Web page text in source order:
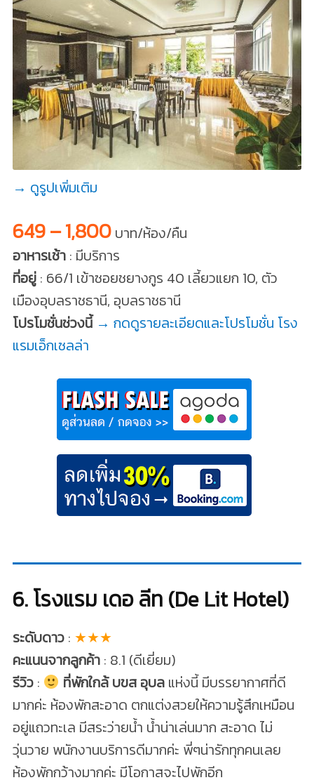
→ ดูรูปเพิ่มเติม
649 – 1,800บาท/ห้อง/คืน
อาหารเช้า: มีบริการ
ที่อยู่: 66/1 เข้าซอยชยางกูร 40 เลี้ยวแยก 10, ตัว
เมืองอุบลราชธานี, อุบลราชธานี
โปรโมชั่นช่วงนี้ → กดดูรายละเอียดและโปรโมชั่น โรง
แรมเอ็กเซลล่า
6. โรงแรม เดอ ลีท (De Lit Hotel)
ระดับดาว: ★★★
คะแนนจากลูกค้า: 8.1 (ดีเยี่ยม)
รีวิว: ที่พักใกล้ บขส อุบลแห่งนี้ มีบรรยากาศที่ดี
มากค่ะ ห้องพักสะอาด ตกแต่งสวยให้ความรู้สึกเหมือน
อยู่แถวทะเล มีสระว่ายน้ำ น้ำน่าเล่นมาก สะอาด ไม่
วุ่นวาย พนักงานบริการดีมากค่ะ พี่ๆน่ารักทุกคนเลย
ห้องพักกว้างมากค่ะ มีโอกาสจะไปพักอีก